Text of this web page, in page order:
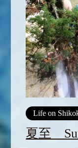
Life on
夏至